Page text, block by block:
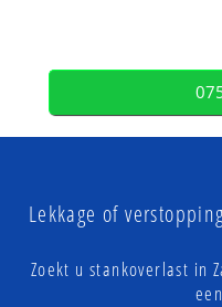
Lekkage of
Zoekt u stankoverlast in